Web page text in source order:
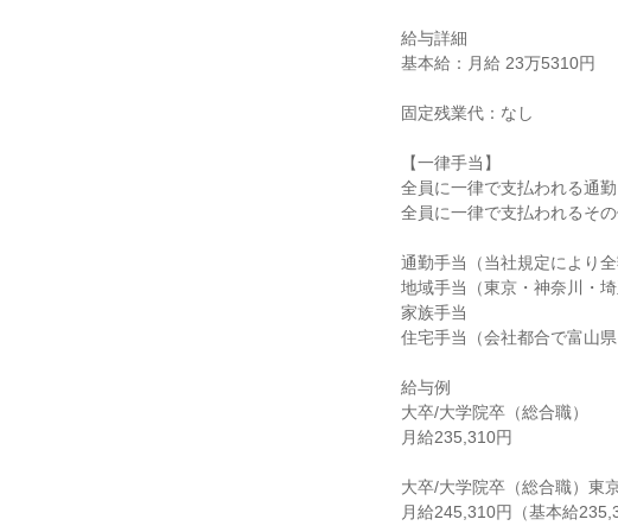
給与詳細
基本給：月給 23万5310円
固定残業代：なし
【一律手当】
全員に一律で支払われる通
全員に一律で支払われるそ
通勤手当（当社規定により全
地域手当（東京・神奈川・
家族手当
住宅手当（会社都合で富山
給与例
大卒/大学院卒（総合職）
月給235,310円
大卒/大学院卒（総合職）東
月給245,310円（基本給